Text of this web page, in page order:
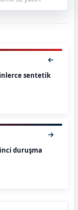
sentetik
duruşma